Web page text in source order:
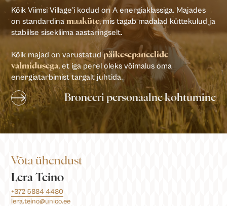
Kõik Viimsi Village’i kodud on A energiaklassiga. Majades
on standardinamaaküte, mis tagab madalad küttekulud ja
stabiilse sisekliima aastaringselt.
Kõik majad on varustatudpäikesepaneelide
valmidusega, et iga perel oleks võimalus oma
energiatarbimist targalt juhtida.
Broneeri personaalne kohtumine
Võta ühendust
Lera Teino
+372 5884 4480
lera.teino@unico.ee